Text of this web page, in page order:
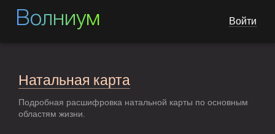
Волниум Войти
Натальная карта
Подробная расшифровка натальной карты по основным
областям жизни.